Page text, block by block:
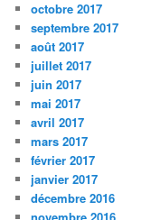
octobre 2017
septembre 2017
août 2017
juillet 2017
juin 2017
mai 2017
avril 2017
mars 2017
février 2017
janvier 2017
décembre 2016